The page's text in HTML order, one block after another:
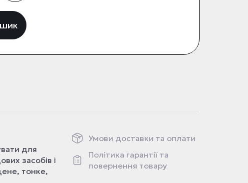
для
засобів і
тонке,
Умови доставки та оплати
Політика гарантії та
повернення товару